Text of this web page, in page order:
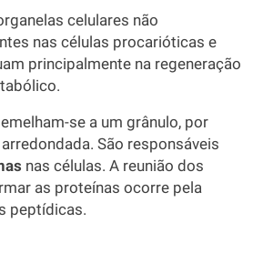
celulares não
nas células procarióticas e
principalmente na regeneração
se a um grânulo, por
São responsáveis
nas células. A reunião dos
as proteínas ocorre pela
peptídicas.